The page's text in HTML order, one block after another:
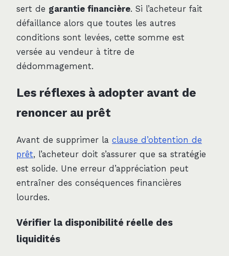
sert de garantie financière. Si l’acheteur fait
défaillance alors que toutes les autres
conditions sont levées, cette somme est
versée au vendeur à titre de
dédommagement.
Les réflexes à adopter avant de
renoncer au prêt
Avant de supprimer la clause d’obtention de
prêt, l’acheteur doit s’assurer que sa stratégie
est solide. Une erreur d’appréciation peut
entraîner des conséquences financières
lourdes.
Vérifier la disponibilité réelle des
liquidités